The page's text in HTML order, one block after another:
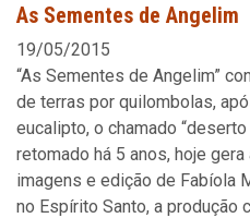
As Sementes de Angelim
19/05/2015
“As Sementes de Angelim”
de terras por quilombolas,
eucalipto, o chamado
retomado há 5 anos, hoje
imagens e edição de Fabíola
no Espírito Santo, a produção